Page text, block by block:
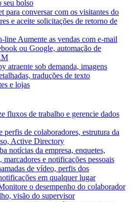
seu bolso
para conversar com os visitantes do
e aceite solicitações de retorno de
line Aumente as vendas com e-mail
ou Google, automação de
atraente sob demanda, imagens
traduções de texto
e lojas
fluxos de trabalho e gerencie dados
perfis de colaboradores, estrutura da
Active Directory
notícias da empresa, enquetes,
e notificações pessoais
de vídeo, perfis dos
em qualquer lugar
o desempenho do colaborador
visão do supervisor